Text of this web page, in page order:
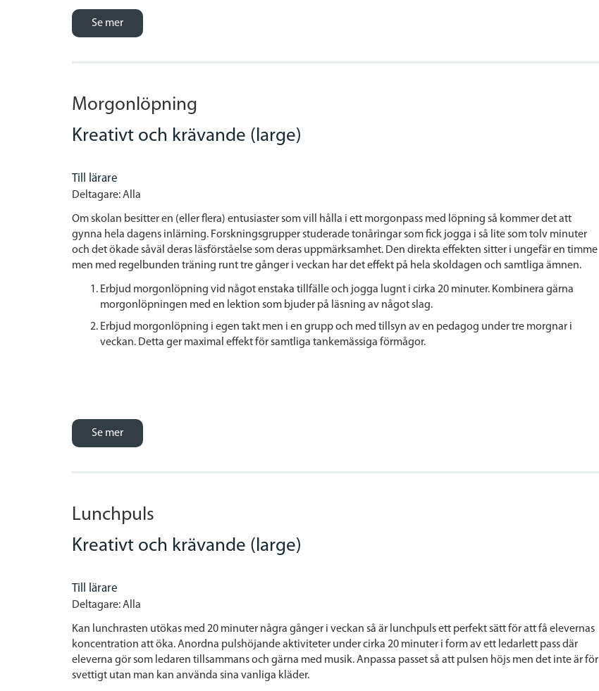
Se mer
Morgonlöpning
Kreativt och krävande (large)
Till lärare
Deltagare: Alla
Om skolan besitter en (eller flera) entusiaster som vill hålla i ett morgonpass med löpning så kommer det att
gynna hela dagens inlärning. Forskningsgrupper studerade tonåringar som fick jogga i så lite som tolv minuter
och det ökade såväl deras läsförståelse som deras uppmärksamhet. Den direkta effekten sitter i ungefär en timme
men med regelbunden träning runt tre gånger i veckan har det effekt på hela skoldagen och samtliga ämnen.
Erbjud morgonlöpning vid något enstaka tillfälle och jogga lugnt i cirka 20 minuter. Kombinera gärna
morgonlöpningen med en lektion som bjuder på läsning av något slag.
Erbjud morgonlöpning i egen takt men i en grupp och med tillsyn av en pedagog under tre morgnar i
veckan. Detta ger maximal effekt för samtliga tankemässiga förmågor.
Se mer
Lunchpuls
Kreativt och krävande (large)
Till lärare
Deltagare: Alla
Kan lunchrasten utökas med 20 minuter några gånger i veckan så är lunchpuls ett perfekt sätt för att få elevernas
koncentration att öka. Anordna pulshöjande aktiviteter under cirka 20 minuter i form av ett ledarlett pass där
eleverna gör som ledaren tillsammans och gärna med musik. Anpassa passet så att pulsen höjs men det inte är för
svettigt utan man kan använda sina vanliga kläder.